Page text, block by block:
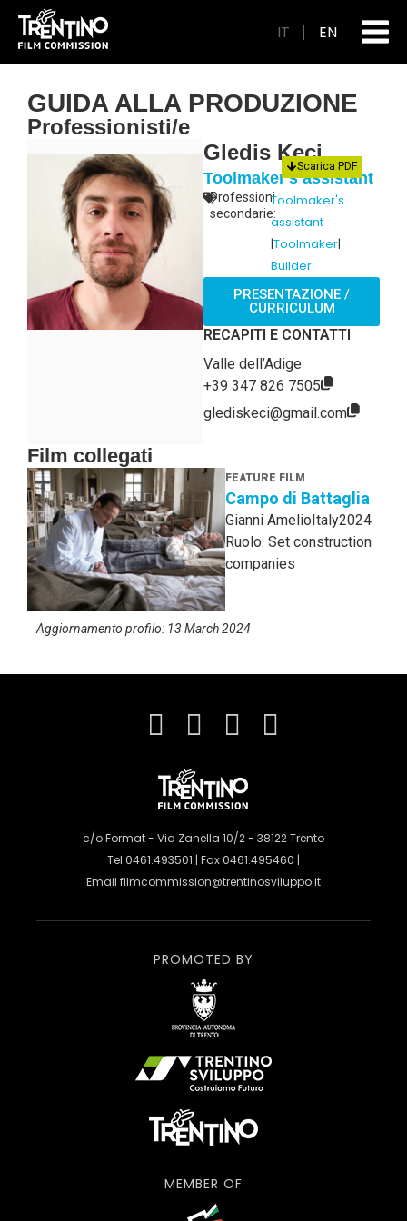
IT EN
GUIDA ALLA PRODUZIONE
Professionisti/e
Scarica PDF
Gledis Keci
Toolmaker's assistant
Professioni
secondarie:
Toolmaker's
assistant
|Toolmaker|
Builder
PRESENTAZIONE /
CURRICULUM
RECAPITI E CONTATTI
Valle dell’Adige
+39 347 826 7505
glediskeci@gmail.com
Film collegati
FEATURE FILM
Campo di Battaglia
Gianni AmelioItaly2024
Ruolo: Set construction
companies
Aggiornamento profilo: 13 March 2024
c/o Format - Via Zanella 10/2 - 38122 Trento
Tel 0461.493501 | Fax 0461.495460 |
Email filmcommission@trentinosviluppo.it
PROMOTED BY
MEMBER OF